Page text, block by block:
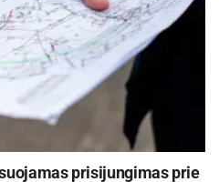
prisijungimas prie